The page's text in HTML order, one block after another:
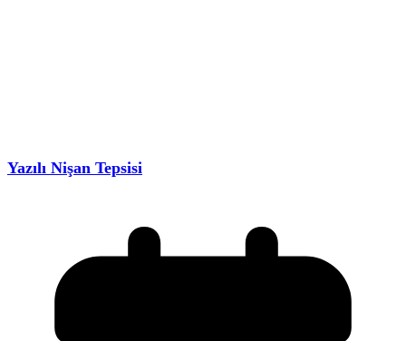
Yazılı Nişan Tepsisi